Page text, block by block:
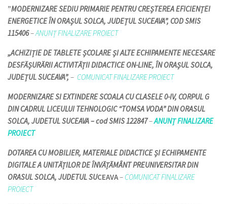
”MODERNIZARE SEDIU PRIMARIE PENTRU CREȘTEREA EFICIENȚEI
ENERGETICE ÎN ORAȘUL SOLCA, JUDEȚUL SUCEAVA”, COD SMIS
115406–ANUNȚ FINALIZARE PROIECT
„ACHIZIȚIE DE TABLETE ȘCOLARE ȘI ALTE ECHIPAMENTE NECESARE
DESFĂȘURĂRII ACTIVITĂȚII DIDACTICE ON-LINE, ÎN ORAȘUL SOLCA,
JUDEȚUL SUCEAVA”, – COMUNICAT FINALIZARE PROIECT
MODERNIZARE SI EXTINDERE SCOALA CU CLASELE 0-IV, CORPUL G
DIN CADRUL LICEULUI TEHNOLOGIC “TOMSA VODA” DIN ORASUL
SOLCA, JUDETUL SUCEAVA – cod SMIS 122847–ANUNȚ FINALIZARE
PROIECT
DOTAREA CU MOBILIER, MATERIALE DIDACTICE ȘI ECHIPAMENTE
DIGITALE A UNITĂȚILOR DE ÎNVĂȚĂMÂNT PREUNIVERSITAR DIN
ORASUL SOLCA, JUDETUL SUCEAVA– COMUNICAT FINALIZARE
PROIECT